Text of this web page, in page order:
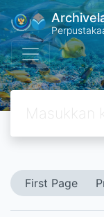
First Page